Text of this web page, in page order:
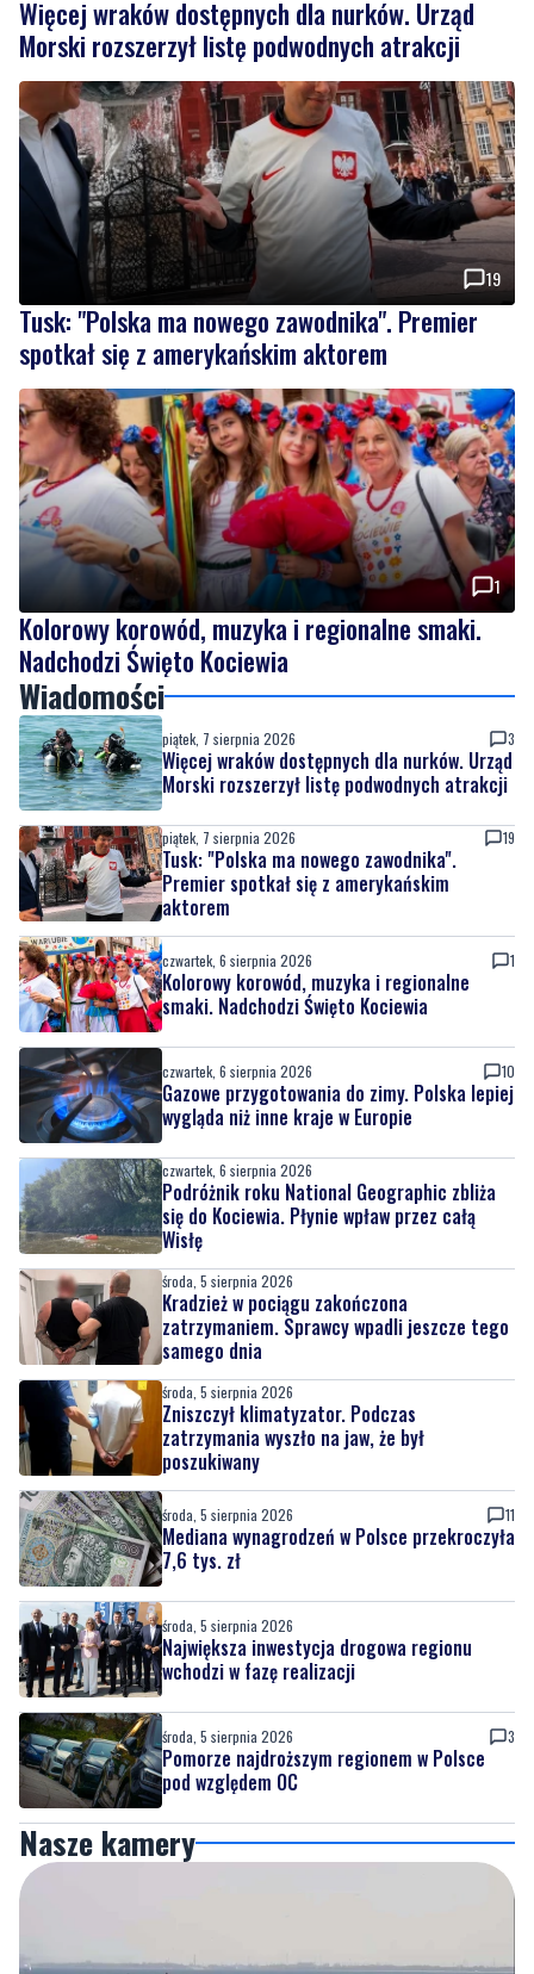
Więcej wraków dostępnych dla nurków. Urząd
Morski rozszerzył listę podwodnych atrakcji
19
Tusk: "Polska ma nowego zawodnika". Premier
spotkał się z amerykańskim aktorem
1
Kolorowy korowód, muzyka i regionalne smaki.
Nadchodzi Święto Kociewia
Wiadomości
piątek, 7 sierpnia 2026 3
Więcej wraków dostępnych dla nurków. Urząd
Morski rozszerzył listę podwodnych atrakcji
piątek, 7 sierpnia 2026 19
Tusk: "Polska ma nowego zawodnika".
Premier spotkał się z amerykańskim
aktorem
czwartek, 6 sierpnia 2026 1
Kolorowy korowód, muzyka i regionalne
smaki. Nadchodzi Święto Kociewia
czwartek, 6 sierpnia 2026 10
Gazowe przygotowania do zimy. Polska lepiej
wygląda niż inne kraje w Europie
czwartek, 6 sierpnia 2026
Podróżnik roku National Geographic zbliża
się do Kociewia. Płynie wpław przez całą
Wisłę
środa, 5 sierpnia 2026
Kradzież w pociągu zakończona
zatrzymaniem. Sprawcy wpadli jeszcze tego
samego dnia
środa, 5 sierpnia 2026
Zniszczył klimatyzator. Podczas
zatrzymania wyszło na jaw, że był
poszukiwany
środa, 5 sierpnia 2026 11
Mediana wynagrodzeń w Polsce przekroczyła
7,6 tys. zł
środa, 5 sierpnia 2026
Największa inwestycja drogowa regionu
wchodzi w fazę realizacji
środa, 5 sierpnia 2026 3
Pomorze najdroższym regionem w Polsce
pod względem OC
Nasze kamery